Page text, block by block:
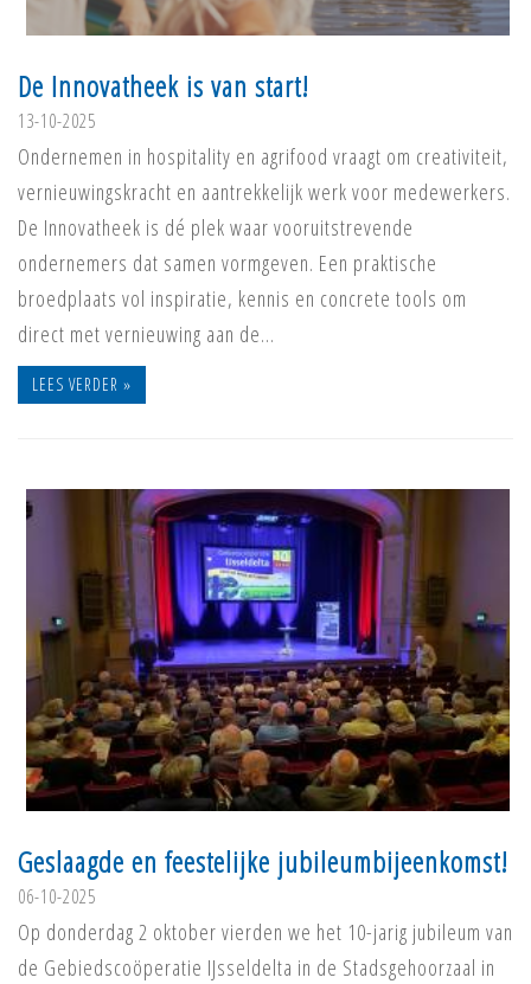
De Innovatheek is van start!
13-10-2025
Ondernemen in hospitality en agrifood vraagt om creativiteit,
vernieuwingskracht en aantrekkelijk werk voor medewerkers.
De Innovatheek is dé plek waar vooruitstrevende
ondernemers dat samen vormgeven. Een praktische
broedplaats vol inspiratie, kennis en concrete tools om
direct met vernieuwing aan de…
LEES VERDER »
Geslaagde en feestelijke jubileumbijeenkomst!
06-10-2025
Op donderdag 2 oktober vierden we het 10-jarig jubileum van
de Gebiedscoöperatie IJsseldelta in de Stadsgehoorzaal in